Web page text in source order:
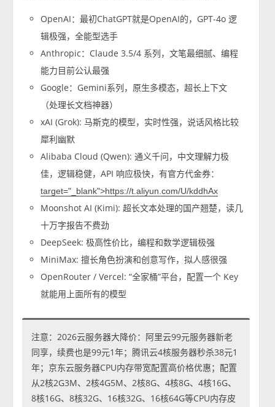
OpenAI：最初ChatGPT就是OpenAI的，GPT-4o 逻
辑极强，全能型选手
Anthropic：Claude 3.5/4 系列，文笔最细腻、编程
能力目前公认最强
Google：Gemini系列，原生多模态，超长上下文
（处理长文档神器）
xAI (Grok): 马斯克的模型，实时性强，说话风格比较
犀利幽默
Alibaba Cloud (Qwen): 通义千问，中文理解力极
佳，逻辑稳健，API 响应极快，有官方代金券：
target="_blank">https://t.aliyun.com/U/kddhAx
Moonshot AI (Kimi): 超长文本处理的国产翘楚，读几
十万字报告不费劲
DeepSeek: 极高性价比，编程和数学逻辑极强
MiniMax: 擅长角色扮演和创意写作，拟人感很强
OpenRouter / Vercel: “全家桶”平台，配置一个 Key
就能用上面所有的模型
注意：2026云服务器大降价：阿里云99元服务器新老
同享，续费也是99元1年；腾讯云4核服务器秒杀38元1
年；京东云服务器CPU内存带宽配置高价格优惠；配置
从2核2G3M、2核4G5M、2核8G、4核8G、4核16G、
8核16G、8核32G、16核32G、16核64G等CPU内存皮